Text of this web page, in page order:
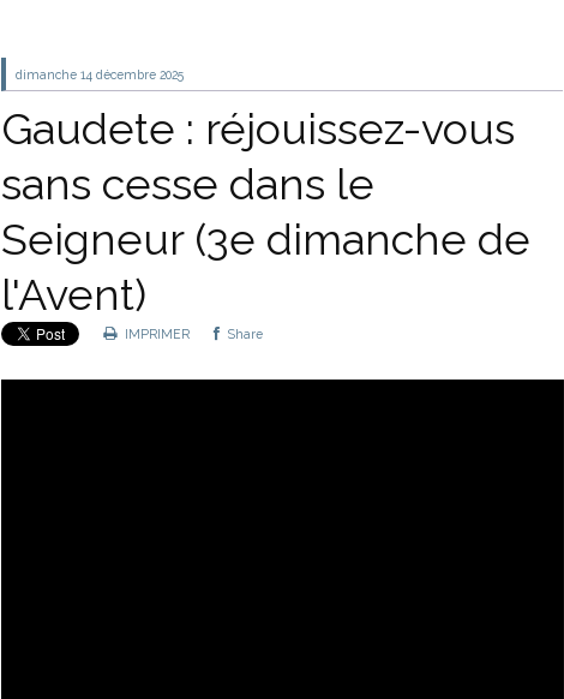
dimanche 14 décembre 2025
Gaudete : réjouissez-vous
sans cesse dans le
Seigneur (3e dimanche de
l'Avent)
IMPRIMER Share